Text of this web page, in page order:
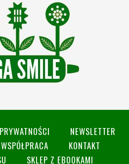
NEWSLETTER
WSPÓŁPRACA
KONTAKT
SKLEP Z EBOOKAMI